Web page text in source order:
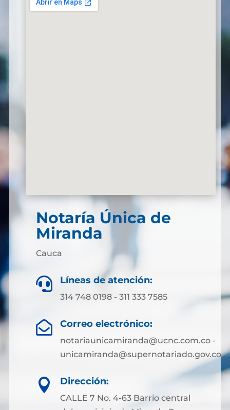
Notaría Única de
Miranda
Cauca
 Líneas de atención:
314 748 0198 - 311 333 7585
 Correo electrónico:
notariaunicamiranda@ucnc.com.co -
unicamiranda@supernotariado.gov.co
 Dirección:
CALLE 7 No. 4-63 Barrio central